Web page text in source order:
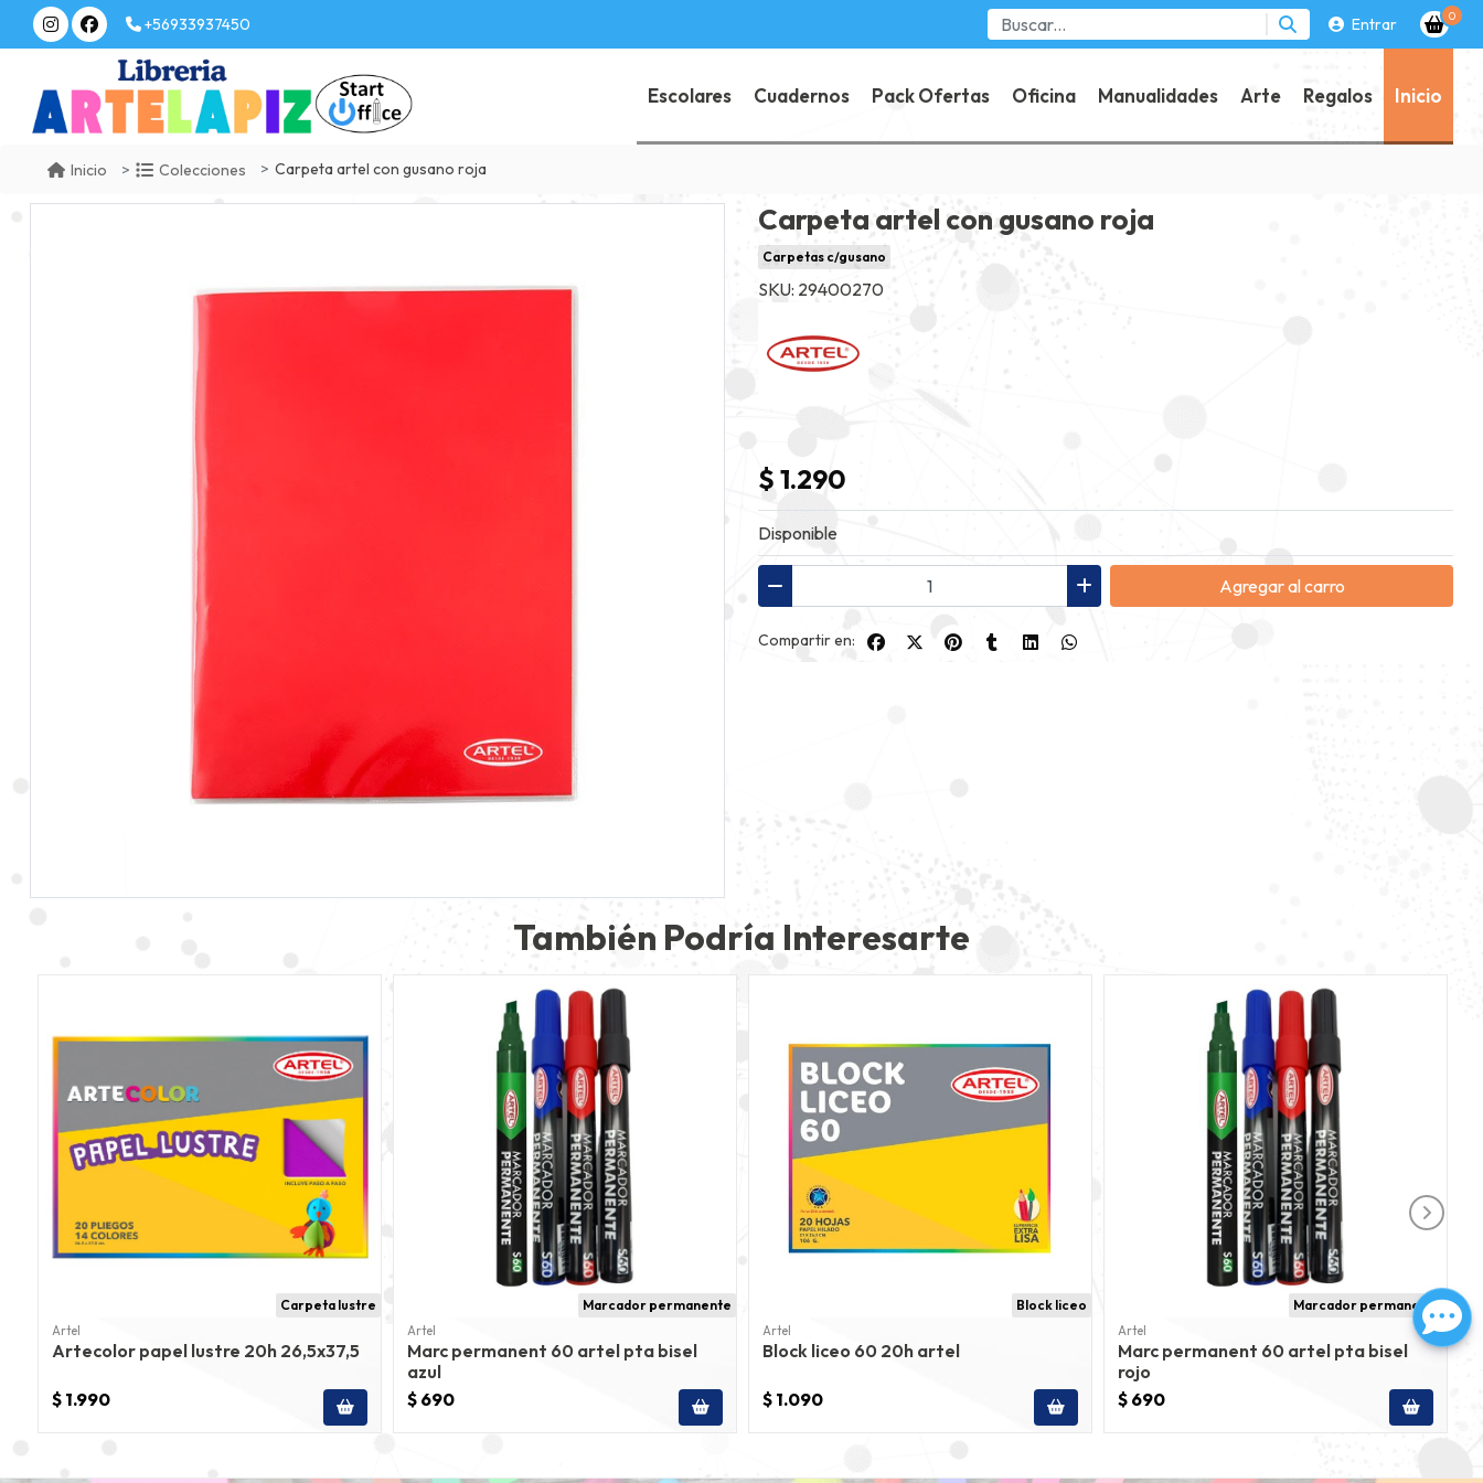
+56933937450 Entrar 0
Escolares Cuadernos Pack Ofertas Oficina Manualidades Arte Regalos Inicio
Inicio Colecciones Carpeta artel con gusano roja
Carpeta artel con gusano roja
Carpetas c/gusano
SKU: 29400270
$ 1.290
Disponible
Agregaral carro
Compartir en:
También Podría Interesarte
Carpeta lustre
Artel
Artecolor papel lustre 20h 26,5x37,5
$ 1.990
Marcador permanente
Artel
Marc permanent 60 artel pta bisel
azul
$ 690
Block liceo
Artel
Block liceo 60 20h artel
$ 1.090
Marcador permanente
Artel
Marc permanent 60 artel pta bisel
rojo
$ 690